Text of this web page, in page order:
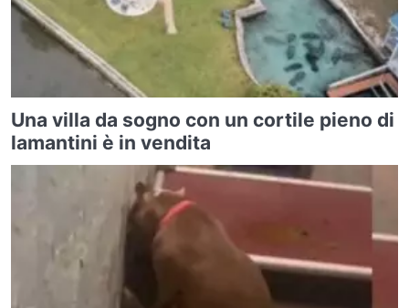
Una villa da sogno con un cortile pieno di
lamantini è in vendita